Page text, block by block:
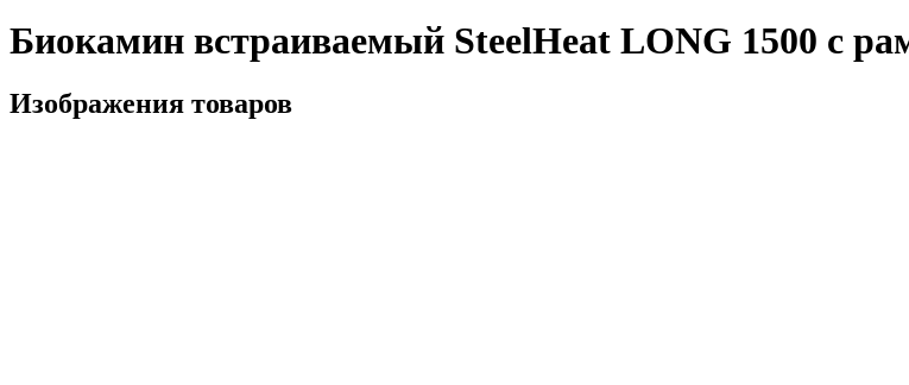
Биокамин встраиваемый SteelHeat LONG 1500 с
Изображения товаров